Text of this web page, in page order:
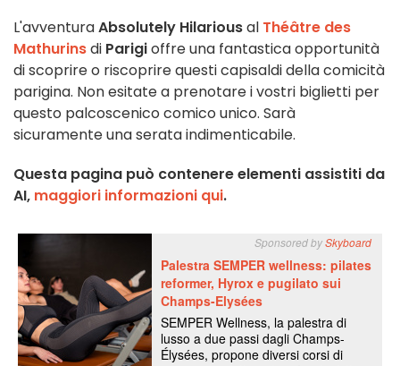
L'avventuraAbsolutely Hilariousal Théâtre des
Mathurinsdi Parigioffre una fantastica opportunità
di scoprire o riscoprire questi capisaldi della comicità
parigina. Non esitate a prenotare i vostri biglietti per
questo palcoscenico comico unico. Sarà
sicuramente una serata indimenticabile.
Questa pagina può contenere elementi assistiti da
AI, maggiori informazioni qui.